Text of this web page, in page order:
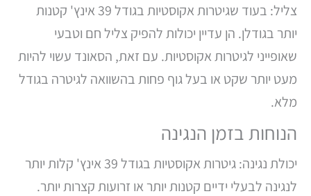
צליל: בעוד שגיטרות אקוסטיות בגודל 39 אינץ' קטנות
יותר בגודלן. הן עדיין יכולות להפיק צליל חם וטבעי
שאופייני לגיטרות אקוסטיות. עם זאת, הסאונד עשוי להיות
מעט יותר שקט או בעל גוף פחות בהשוואה לגיטרה בגודל
מלא.
הנוחות בזמן הנגינה
יכולת נגינה: גיטרות אקוסטיות בגודל 39 אינץ' קלות יותר
לנגינה לבעלי ידיים קטנות יותר או זרועות קצרות יותר.